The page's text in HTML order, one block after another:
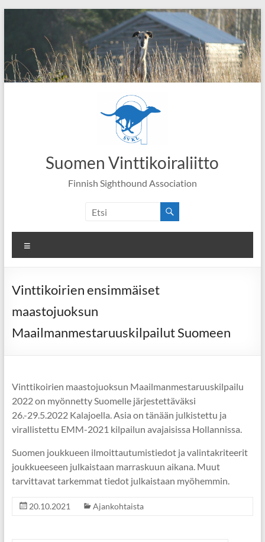
Suomen Vinttikoiraliitto
Finnish Sighthound Association
Vinttikoirien ensimmäiset
maastojuoksun
Maailmanmestaruuskilpailut Suomeen
Vinttikoirien maastojuoksun Maailmanmestaruuskilpailu
2022 on myönnetty Suomelle järjestettäväksi
26.-29.5.2022 Kalajoella. Asia on tänään julkistettu ja
virallistettu EMM-2021 kilpailun avajaisissa Hollannissa.
Suomen joukkueen ilmoittautumistiedot ja valintakriteerit
joukkueeseen julkaistaan marraskuun aikana. Muut
tarvittavat tarkemmat tiedot julkaistaan myöhemmin.
20.10.2021 Ajankohtaista